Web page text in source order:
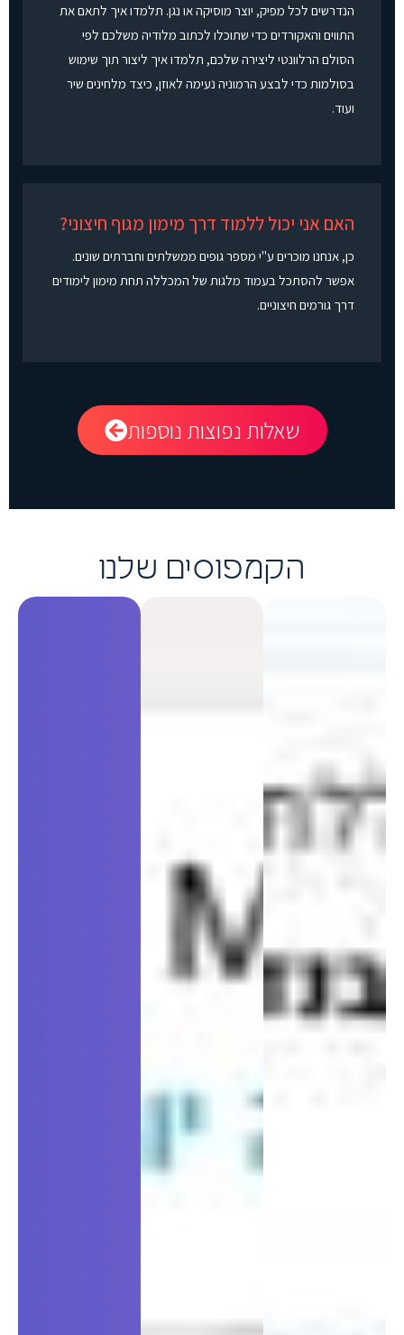
הנדרשים לכל מפיק, יוצר מוסיקה או נגן. תלמדו איך לתאם את
התווים והאקורדים כדי שתוכלו לכתוב מלודיה משלכם לפי
הסולם הרלוונטי ליצירה שלכם, תלמדו איך ליצור תוך שימוש
בסולמות כדי לבצע הרמוניה נעימה לאוזן, כיצד מלחינים שיר
ועוד.
האם אני יכול ללמוד דרך מימון מגוף חיצוני?
כן, אנחנו מוכרים ע"י מספר גופים ממשלתים וחברתים שונים.
אפשר להסתכל בעמוד מלגות של המכללה תחת מימון לימודים
דרך גורמים חיצוניים.
שאלות נפוצות נוספות
הקמפוסים שלנו